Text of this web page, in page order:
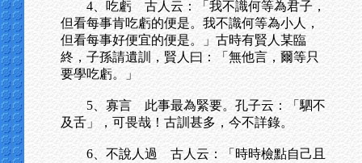
4、吃虧 古人云：「我不識何等為君子，
但看每事肯吃虧的便是。我不識何等為小人，
但看每事好便宜的便是。」古時有賢人某臨
終，子孫請遺訓，賢人曰：「無他言，爾等只
要學吃虧。」
5、寡言 此事最為緊要。孔子云：「駟不
及舌」，可畏哉！古訓甚多，今不詳錄。
6、不說人過 古人云：「時時檢點自己且